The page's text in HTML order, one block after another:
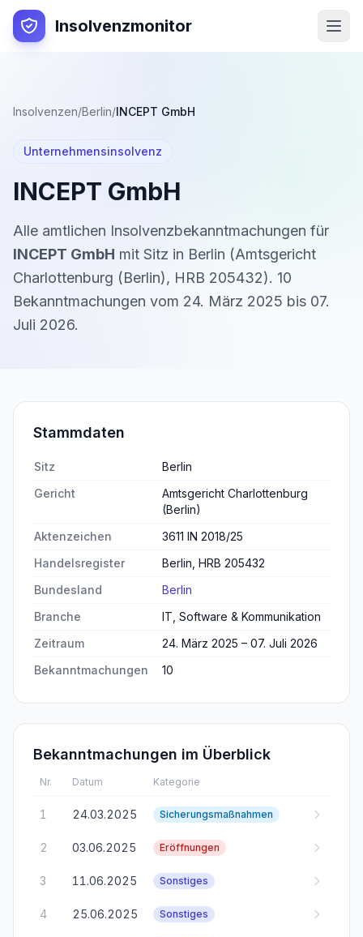
Insolvenzmonitor
Insolvenzen/Berlin/INCEPT GmbH
Unternehmensinsolvenz
INCEPT GmbH
Alle amtlichen Insolvenzbekanntmachungen für
INCEPT GmbH mit Sitz in Berlin (Amtsgericht
Charlottenburg (Berlin), HRB 205432). 10
Bekanntmachungen vom 24. März 2025 bis 07.
Juli 2026.
Stammdaten
Sitz
Berlin
Gericht
Amtsgericht Charlottenburg
(Berlin)
Aktenzeichen
3611 IN 2018/25
Handelsregister
Berlin, HRB 205432
Bundesland
Berlin
Branche
IT, Software & Kommunikation
Zeitraum
24. März 2025 – 07. Juli 2026
Bekanntmachungen
10
Bekanntmachungen im Überblick
Nr. Datum Kategorie
1 24.03.2025 Sicherungsmaßnahmen
2 03.06.2025 Eröffnungen
3 11.06.2025 Sonstiges
4 25.06.2025 Sonstiges